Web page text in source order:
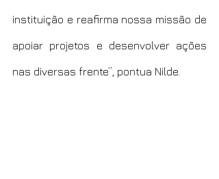
instituição e reafirma nossa missão de
apoiar projetos e desenvolver ações
nas diversas frente”, pontua Nilde.